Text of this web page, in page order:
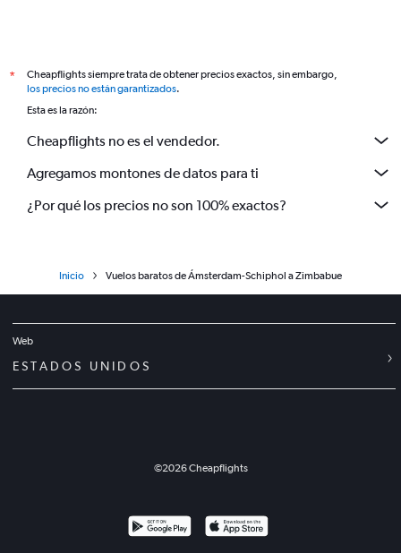
*
Cheapflights siempre trata de obtener precios exactos, sin embargo,
los precios no están garantizados.
Esta es la razón:
Cheapflights no es el vendedor.
Agregamos montones de datos para ti
¿Por qué los precios no son 100% exactos?
Inicio Vuelos baratos de Ámsterdam-Schiphol a Zimbabue
Web
ESTADOS UNIDOS
©2026Cheapflights